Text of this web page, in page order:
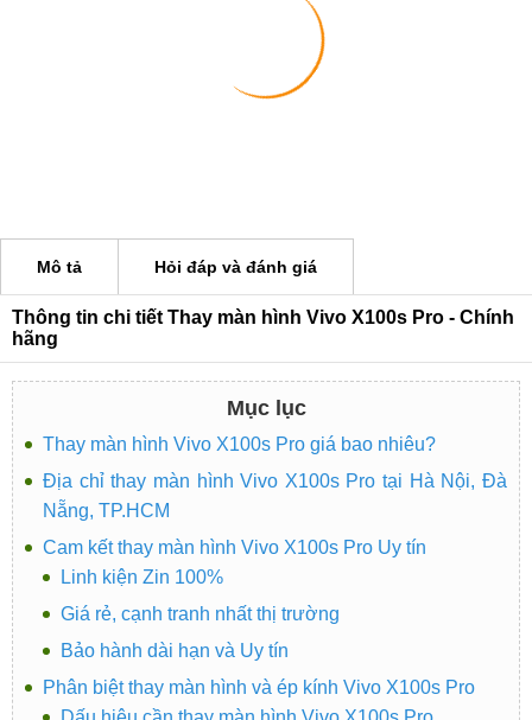
Mô tả Hỏi đáp và đánh giá
Thông tin chi tiết Thay màn hình Vivo X100s Pro - Chính
hãng
Mục lục
Thay màn hình Vivo X100s Pro giá bao nhiêu?
Địa chỉ thay màn hình Vivo X100s Pro tại Hà Nội, Đà
Nẵng, TP.HCM
Cam kết thay màn hình Vivo X100s Pro Uy tín
Linh kiện Zin 100%
Giá rẻ, cạnh tranh nhất thị trường
Bảo hành dài hạn và Uy tín
Phân biệt thay màn hình và ép kính Vivo X100s Pro